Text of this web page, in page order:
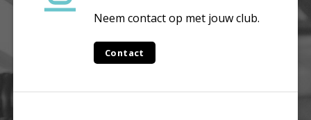
Neem contact op met jouw club.
Contact